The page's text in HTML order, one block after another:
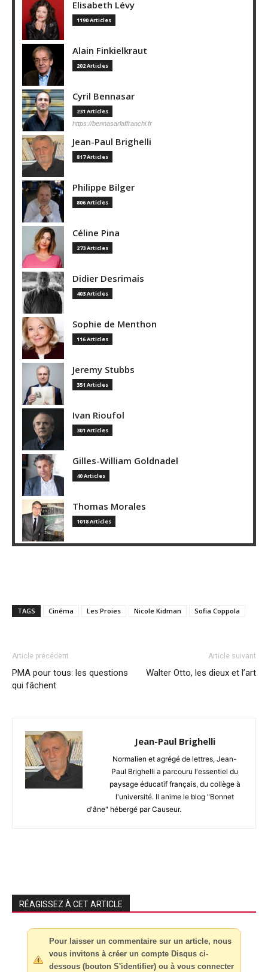
Elisabeth Lévy
1190 Articles
Alain Finkielkraut
202 Articles
Cyril Bennasar
231 Articles
https://bennasarlaffranchi.fr
Jean-Paul Brighelli
817 Articles
Philippe Bilger
806 Articles
Céline Pina
273 Articles
Didier Desrimais
403 Articles
Sophie de Menthon
116 Articles
Jeremy Stubbs
351 Articles
Ivan Rioufol
301 Articles
Gilles-William Goldnadel
40 Articles
Thomas Morales
1018 Articles
TAGS Cinéma Les Proies Nicole Kidman Sofia Coppola
Article précédent
PMA pour tous: les questions
qui fâchent
Article suivant
Walter Otto, les dieux et l’art
Jean-Paul Brighelli
Normalien et agrégé de lettres, Jean-
Paul Brighelli a parcouru l'essentiel du
paysage éducatif français, du collège à
l'université. Il anime le blog "Bonnet
d'âne" hébergé par Causeur.
RÉAGISSEZ À CET ARTICLE
Pour laisser un commentaire sur un article, nous
vous invitons à créer un compte Disqus ci-
dessous (bouton S'identifier) ou à vous connecter